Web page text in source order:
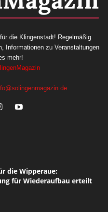
die Klingenstadt! Regelmäßig
Informationen zu Veranstaltungen
mehr!
die Wipperaue:
für Wiederaufbau erteilt